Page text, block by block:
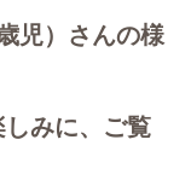
児）さんの様
みに、ご覧